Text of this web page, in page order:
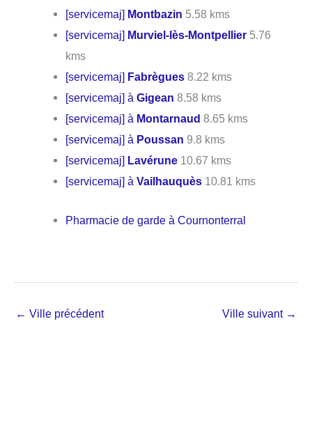
[servicemaj] Montbazin 5.58 kms
[servicemaj] Murviel-lès-Montpellier 5.76
kms
[servicemaj] Fabrègues 8.22 kms
[servicemaj] àGigean 8.58 kms
[servicemaj] à Montarnaud 8.65 kms
[servicemaj] à Poussan 9.8 kms
[servicemaj] Lavérune 10.67 kms
[servicemaj] àVailhauquès 10.81 kms
Pharmacie de garde à Cournonterral
← Ville précédent Ville suivant →